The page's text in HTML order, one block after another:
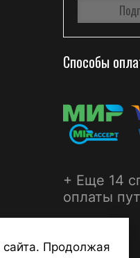
Способы
+ Еще 14
оплаты
Продолжая